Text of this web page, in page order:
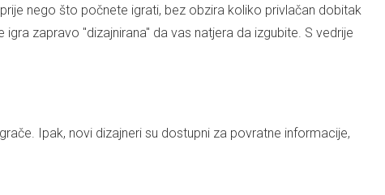
nego što počnete igrati, bez obzira koliko privlačan dobitak
zapravo "dizajnirana" da vas natjera da izgubite. S vedrije
Ipak, novi dizajneri su dostupni za povratne informacije,